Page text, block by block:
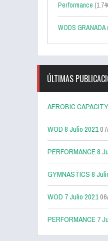
Performance
WODS GRANADA
ÚLTIMAS
AEROBIC
WOD 8 Julio 2021
PERFORMANCE 8
GYMNASTICS 8
WOD 7 Julio 2021
PERFORMANCE 7